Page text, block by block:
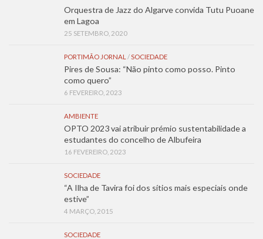
Orquestra de Jazz do Algarve convida Tutu Puoane
em Lagoa
25 SETEMBRO, 2020
PORTIMÃO JORNAL /SOCIEDADE
Pires de Sousa: “Não pinto como posso. Pinto
como quero”
6 FEVEREIRO, 2023
AMBIENTE
OPTO 2023 vai atribuir prémio sustentabilidade a
estudantes do concelho de Albufeira
16 FEVEREIRO, 2023
SOCIEDADE
“A Ilha de Tavira foi dos sítios mais especiais onde
estive”
4 MARÇO, 2015
SOCIEDADE